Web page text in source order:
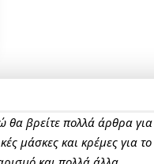
βρείτε πολλά άρθρα
μάσκες και κρέμες